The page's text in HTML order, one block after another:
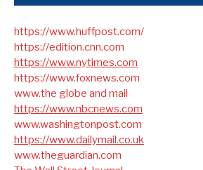
https://www.huffpost.com/
https://edition.cnn.com
https://www.nytimes.com
https://www.foxnews.com
www.the globe and mail
https://www.nbcnews.com
www.washingtonpost.com
https://www.dailymail.co.uk
www.theguardian.com